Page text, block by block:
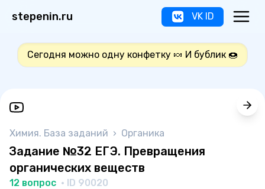
stepenin.ru VK ID
Сегодня можно одну конфетку 🍬 И бублик 🍩
Химия. База заданий › Органика
Задание №32 ЕГЭ. Превращения
органических веществ
12 вопрос · ID 90020